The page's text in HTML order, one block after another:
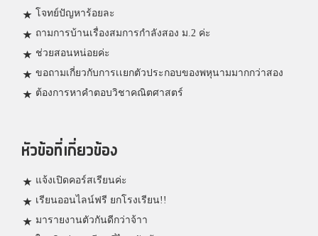
โจทย์ปัญหาร้อยละ
ถามการบ้านเรื่องสมการกำลังสอง ม.2 ค่ะ
ช่วยสอนหน่อยค่ะ
ขอถามเกี่ยวกับการเเยกตัวประกอบของพหุนามมากกว่าสอง
ต้องการหาคำตอบวิชาคณิตศาสตร์
หัวข้อที่เกี่ยวข้อง
แจ้งเปิดคอร์สเรียนค่ะ
เรียนออนไลน์ฟรี ยกโรงเรียน!!
มารายงานตัวกันดีกว่าจ้าา